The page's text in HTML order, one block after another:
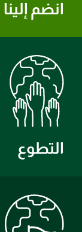
انضم إلينا
التطوع